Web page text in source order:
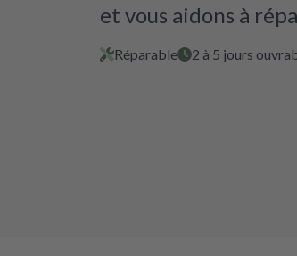
et vous aidons à
Réparable 2 à 5 jours